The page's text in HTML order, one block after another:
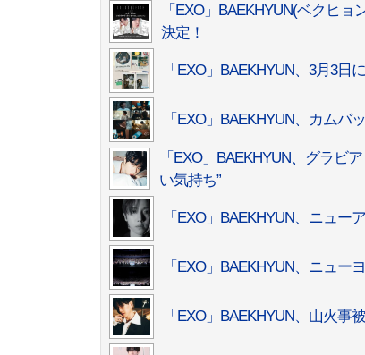
「EXO」BAEKHYUN(ベクヒ
決定！
「EXO」BAEKHYUN、3月3
「EXO」BAEKHYUN、カム
「EXO」BAEKHYUN、グラ
い気持ち”
「EXO」BAEKHYUN、ニュ
「EXO」BAEKHYUN、ニュ
「EXO」BAEKHYUN、山火事